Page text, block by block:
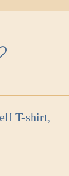
T-shirt,